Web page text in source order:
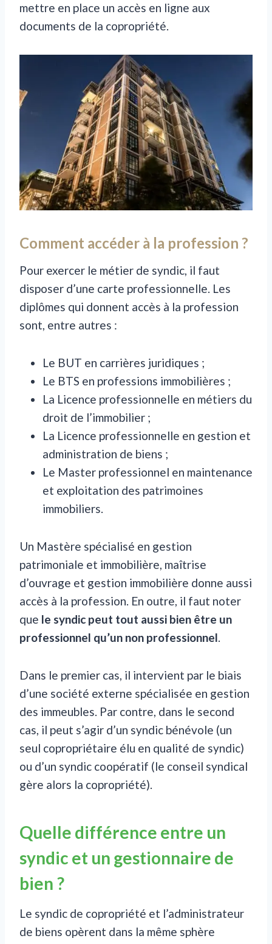
mettre en place un accès en ligne aux
documents de la copropriété.
Comment accéder à la profession ?
Pour exercer le métier de syndic, il faut
disposer d’une carte professionnelle. Les
diplômes qui donnent accès à la profession
sont, entre autres :
Le BUT en carrières juridiques ;
Le BTS en professions immobilières ;
La Licence professionnelle en métiers du
droit de l’immobilier ;
La Licence professionnelle en gestion et
administration de biens ;
Le Master professionnel en maintenance
et exploitation des patrimoines
immobiliers.
Un Mastère spécialisé en gestion
patrimoniale et immobilière, maîtrise
d’ouvrage et gestion immobilière donne aussi
accès à la profession. En outre, il faut noter
que le syndic peut tout aussi bien être un
professionnel qu’un non professionnel.
Dans le premier cas, il intervient par le biais
d’une société externe spécialisée en gestion
des immeubles. Par contre, dans le second
cas, il peut s’agir d’un syndic bénévole (un
seul copropriétaire élu en qualité de syndic)
ou d’un syndic coopératif (le conseil syndical
gère alors la copropriété).
Quelle différence entre un
syndic et un gestionnaire de
bien ?
Le syndic de copropriété et l’administrateur
de biens opèrent dans la même sphère